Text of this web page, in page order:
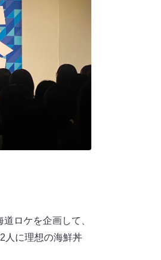
ロケを企画して、
人に理想の海鮮丼